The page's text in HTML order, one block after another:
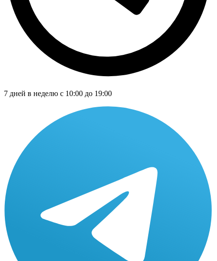
7 дней в неделю с 10:00 до 19:00